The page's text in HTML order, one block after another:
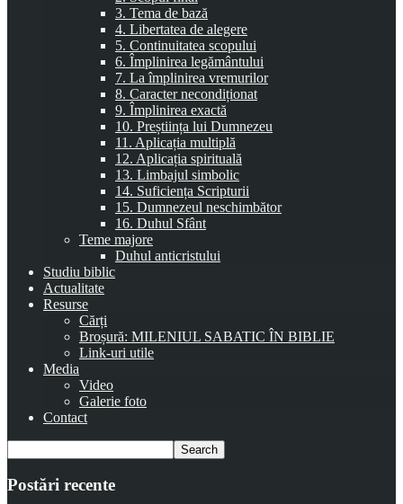
3. Tema de bază
4. Libertatea de alegere
5. Continuitatea scopului
6. Împlinirea legământului
7. La împlinirea vremurilor
8. Caracter necondiționat
9. Împlinirea exactă
10. Preștiința lui Dumnezeu
11. Aplicația multiplă
12. Aplicația spirituală
13. Limbajul simbolic
14. Suficiența Scripturii
15. Dumnezeul neschimbător
16. Duhul Sfânt
Teme majore
Duhul anticristului
Studiu biblic
Actualitate
Resurse
Cărți
Broșură: MILENIUL SABATIC ÎN BIBLIE
Link-uri utile
Media
Video
Galerie foto
Contact
Postări recente